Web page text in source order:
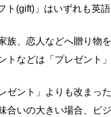
ト(gift)」はいずれも英
族、恋人などへ贈り物
などは「プレゼント」
ゼント」よりも改まっ
合いの大きい場合、ビ